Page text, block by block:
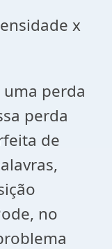
x
perda
perda
de
no